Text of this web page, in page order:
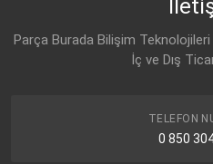
Parça Burada Bilişim
İç ve Dış
TELEFON
0 850